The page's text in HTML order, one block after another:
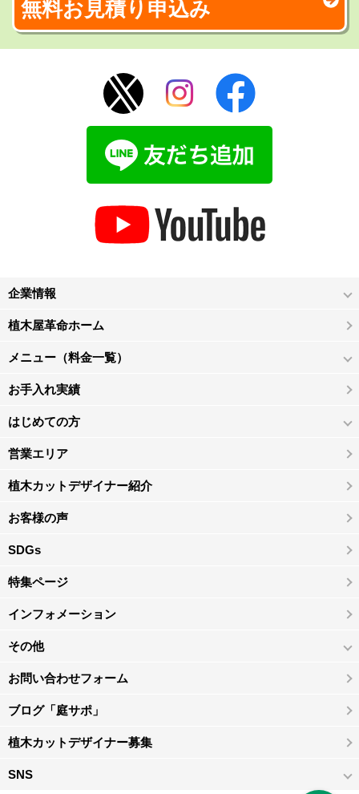
無料お見積り申込み
企業情報
植木屋革命ホーム
メニュー（料金一覧）
お手入れ実績
はじめての方
営業エリア
植木カットデザイナー紹介
お客様の声
SDGs
特集ページ
インフォメーション
その他
お問い合わせフォーム
ブログ「庭サポ」
植木カットデザイナー募集
SNS